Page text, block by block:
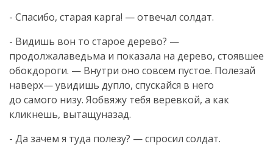
- Спасибо, старая карга! — отвечал солдат.
- Видишь вон то старое дерево? —
продолжалаведьма и показала на дерево, стоявшее
обокдороги. — Внутри оно совсем пустое. Полезай
наверх— увидишь дупло, спускайся в него
до самого низу. Яобвяжу тебя веревкой, а как
кликнешь, вытащуназад.
- Да зачем я туда полезу? — спросил солдат.